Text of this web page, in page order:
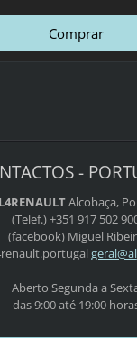
-
Alcobaça,
(Telef.) +351 917 502
(facebook) Miguel
geral@al
Aberto Segunda a
das 9:00 até 19:00